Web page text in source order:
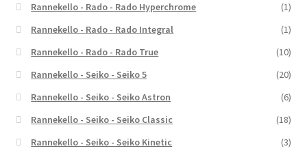
Rannekello - Rado - Rado Hyperchrome
(1)
Rannekello - Rado - Rado Integral
(1)
Rannekello - Rado - Rado True
(10)
Rannekello - Seiko - Seiko 5
(20)
Rannekello - Seiko - Seiko Astron
(6)
Rannekello - Seiko - Seiko Classic
(18)
Rannekello - Seiko - Seiko Kinetic
(3)